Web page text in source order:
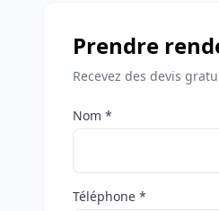
Prendre
Recevez des devis
Nom *
Téléphone *